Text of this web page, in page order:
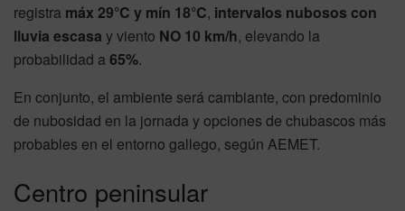
registra máx 29°C y mín 18°C, intervalos nubosos con
lluvia escasa y viento NO 10 km/h, elevando la
probabilidad a 65%.
En conjunto, el ambiente será cambiante, con predominio
de nubosidad en la jornada y opciones de chubascos más
probables en el entorno gallego, según AEMET.
Centro peninsular